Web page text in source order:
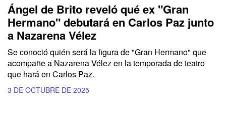
Ángel de Brito reveló qué ex "Gran
Hermano" debutará en Carlos Paz junto
a Nazarena Vélez
Se conoció quién será la figura de "Gran Hermano" que
acompañe a Nazarena Vélez en la temporada de teatro
que hará en Carlos Paz.
3 DE OCTUBRE DE 2025